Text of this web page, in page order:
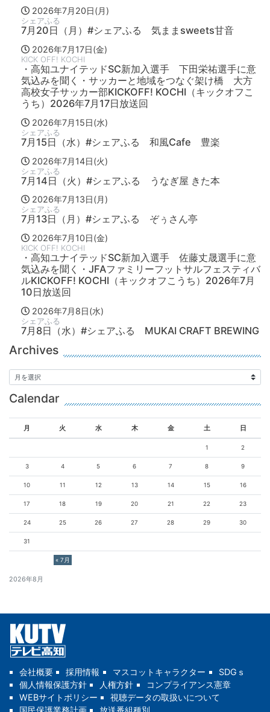
2026年7月20日(月)
シェアふる
7月20日（月）#シェアふる 気ままsweets甘音
2026年7月17日(金)
KICK OFF! KOCHI
・高知ユナイテッドSC新加入選手 下田栄祐選手に意
気込みを聞く・サッカーと地域をつなぐ架け橋 大方
高校女子サッカー部KICKOFF! KOCHI（キックオフこ
うち）2026年7月17日放送回
2026年7月15日(水)
シェアふる
7月15日（水）#シェアふる 和風Cafe 豊楽
2026年7月14日(火)
シェアふる
7月14日（火）#シェアふる うなぎ屋 きた本
2026年7月13日(月)
シェアふる
7月13日（月）#シェアふる ぞぅさん亭
2026年7月10日(金)
KICK OFF! KOCHI
・高知ユナイテッドSC新加入選手 佐藤丈晟選手に意
気込みを聞く・JFAファミリーフットサルフェスティバ
ルKICKOFF! KOCHI（キックオフこうち）2026年7月
10日放送回
2026年7月8日(水)
シェアふる
7月8日（水）#シェアふる MUKAI CRAFT BREWING
Archives
Calendar
2026年8月
月 火 水 木 金 土 日
« 7月
1 2
3 4 5 6 7 8 9
10 11 12 13 14 15 16
17 18 19 20 21 22 23
24 25 26 27 28 29 30
31
会社概要 採用情報 マスコットキャラクター
SDGｓ
個人情報保護方針
人権方針
コンプライアンス憲章
WEBサイトポリシー
視聴データの取扱いについて
国民保護業務計画
放送番組種別